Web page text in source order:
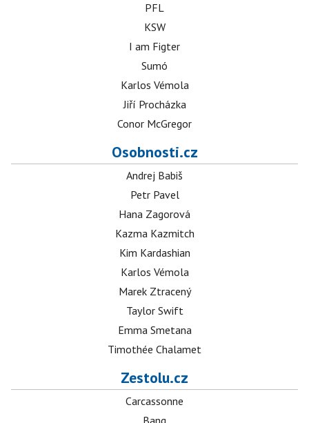
PFL
KSW
I am Figter
Sumó
Karlos Vémola
Jiří Procházka
Conor McGregor
Osobnosti.cz
Andrej Babiš
Petr Pavel
Hana Zagorová
Kazma Kazmitch
Kim Kardashian
Karlos Vémola
Marek Ztracený
Taylor Swift
Emma Smetana
Timothée Chalamet
Zestolu.cz
Carcassonne
Bang